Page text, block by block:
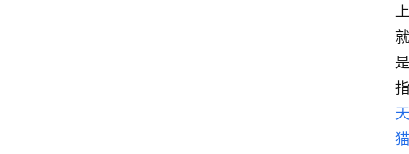
上
就
是
指
天
猫